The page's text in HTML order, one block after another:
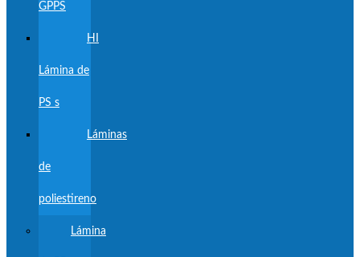
GPPS
HI
Lámina de
PS s
Láminas
de
poliestireno
Lámina